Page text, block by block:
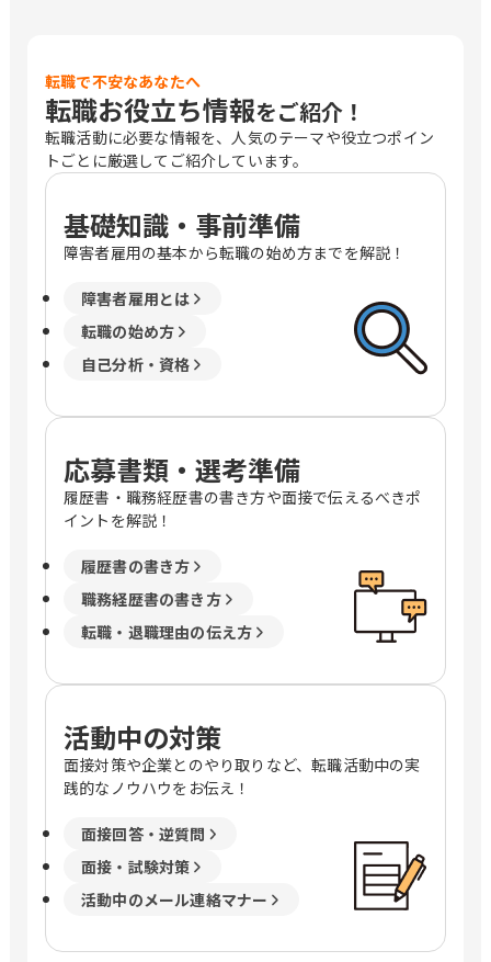
転職で不安なあなたへ
転職お役立ち情報をご紹介！
転職活動に必要な情報を、人気のテーマや役立つポイン
トごとに厳選してご紹介しています。
基礎知識・事前準備
障害者雇用の基本から転職の始め方までを解説！
障害者雇用とは
転職の始め方
自己分析・資格
応募書類・選考準備
履歴書・職務経歴書の書き方や面接で伝えるべきポ
イントを解説！
履歴書の書き方
職務経歴書の書き方
転職・退職理由の伝え方
活動中の対策
面接対策や企業とのやり取りなど、転職活動中の実
践的なノウハウをお伝え！
面接回答・逆質問
面接・試験対策
活動中のメール連絡マナー